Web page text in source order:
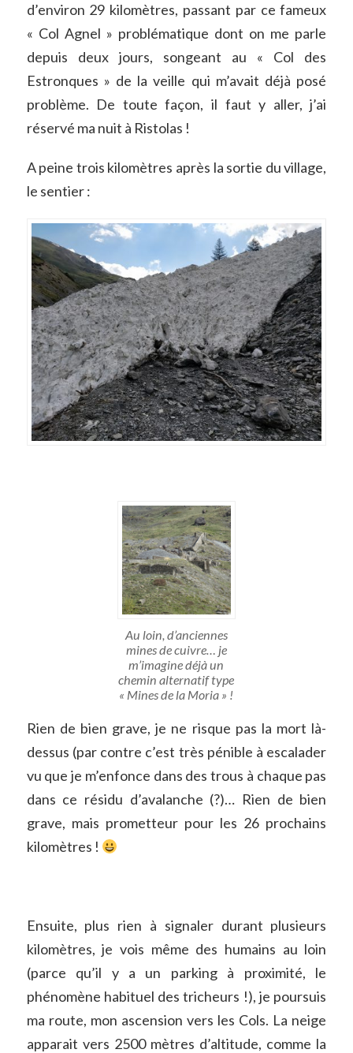
d’environ 29 kilomètres, passant par ce fameux
« Col Agnel » problématique dont on me parle
depuis deux jours, songeant au « Col des
Estronques » de la veille qui m’avait déjà posé
problème. De toute façon, il faut y aller, j’ai
réservé ma nuit à Ristolas !
A peine trois kilomètres après la sortie du village,
le sentier :
Au loin, d’anciennes
mines de cuivre… je
m’imagine déjà un
chemin alternatif type
« Mines de la Moria » !
Rien de bien grave, je ne risque pas la mort là-
dessus (par contre c’est très pénible à escalader
vu que je m’enfonce dans des trous à chaque pas
dans ce résidu d’avalanche (?)… Rien de bien
grave, mais prometteur pour les 26 prochains
kilomètres !
Ensuite, plus rien à signaler durant plusieurs
kilomètres, je vois même des humains au loin
(parce qu’il y a un parking à proximité, le
phénomène habituel des tricheurs !), je poursuis
ma route, mon ascension vers les Cols. La neige
apparait vers 2500 mètres d’altitude, comme la